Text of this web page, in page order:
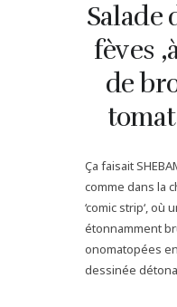
Salade
fèves
de
Ça faisait
comme dans la
‘comic strip‘, où
étonnamment
onomatopées
dessinée